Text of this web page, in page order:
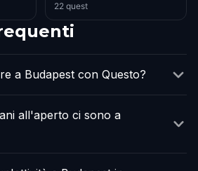
22 quest
a Budapest con Questo?
all'aperto ci sono a